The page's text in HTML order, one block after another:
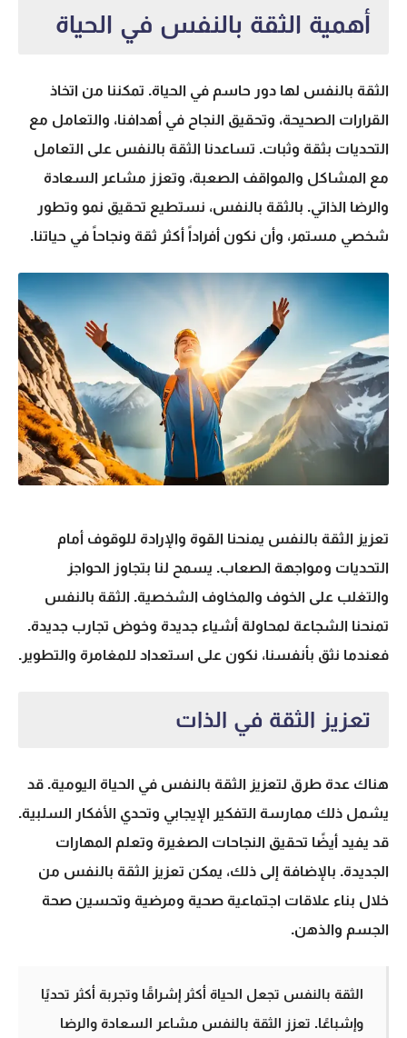
أهمية الثقة بالنفس في الحياة
الثقة بالنفس لها دور حاسم في الحياة. تمكننا من اتخاذ
القرارات الصحيحة، وتحقيق النجاح في أهدافنا، والتعامل مع
التحديات بثقة وثبات. تساعدنا الثقة بالنفس على التعامل
مع المشاكل والمواقف الصعبة، وتعزز مشاعر السعادة
والرضا الذاتي. بالثقة بالنفس، نستطيع تحقيق نمو وتطور
شخصي مستمر، وأن نكون أفراداً أكثر ثقة ونجاحاً في حياتنا.
تعزيز الثقة بالنفس يمنحنا القوة والإرادة للوقوف أمام
التحديات ومواجهة الصعاب. يسمح لنا بتجاوز الحواجز
والتغلب على الخوف والمخاوف الشخصية. الثقة بالنفس
تمنحنا الشجاعة لمحاولة أشياء جديدة وخوض تجارب جديدة.
فعندما نثق بأنفسنا، نكون على استعداد للمغامرة والتطوير.
تعزيز الثقة في الذات
هناك عدة طرق لتعزيز الثقة بالنفس في الحياة اليومية. قد
يشمل ذلك ممارسة التفكير الإيجابي وتحدي الأفكار السلبية.
قد يفيد أيضًا تحقيق النجاحات الصغيرة وتعلم المهارات
الجديدة. بالإضافة إلى ذلك، يمكن تعزيز الثقة بالنفس من
خلال بناء علاقات اجتماعية صحية ومرضية وتحسين صحة
الجسم والذهن.
الثقة بالنفس تجعل الحياة أكثر إشراقًا وتجربة أكثر تحديًا
وإشباعًا. تعزز الثقة بالنفس مشاعر السعادة والرضا